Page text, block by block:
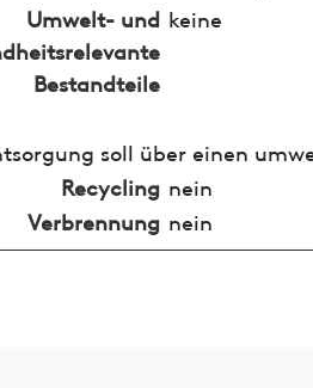
Umwelt- und
Bestandteile
keine
soll über einen
Recycling nein
Verbrennung nein